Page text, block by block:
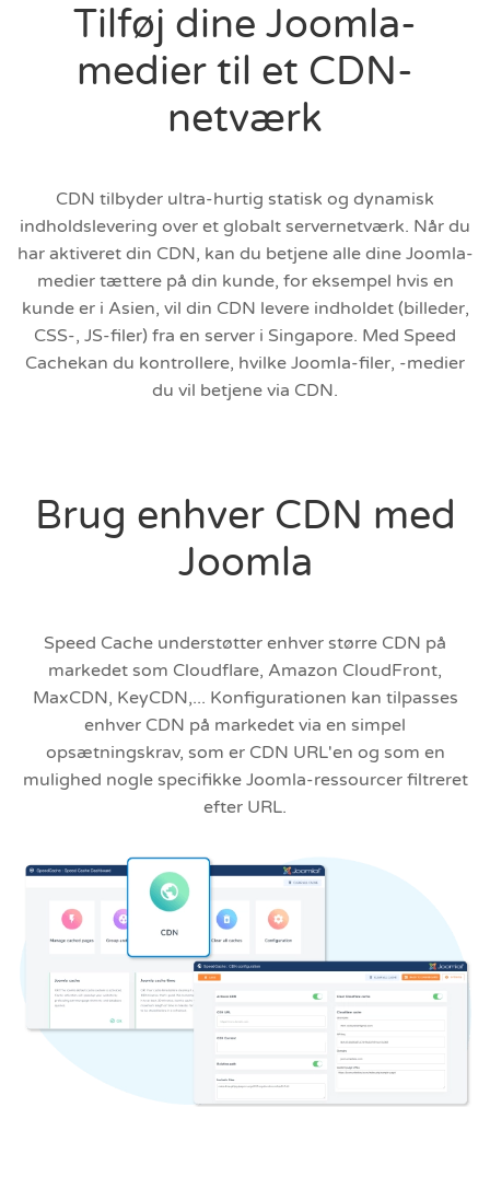
Tilføj dine Joomla-
medier til et CDN-
netværk
CDN tilbyder ultra-hurtig statisk og dynamisk
indholdslevering over et globalt servernetværk. Når du
har aktiveret din CDN, kan du betjene alle dine Joomla-
medier tættere på din kunde, for eksempel hvis en
kunde er i Asien, vil din CDN levere indholdet (billeder,
CSS-, JS-filer) fra en server i Singapore. Med Speed
Cachekan du kontrollere, hvilke Joomla-filer, -medier
du vil betjene via CDN.
Brug enhver CDN med
Joomla
Speed Cache understøtter enhver større CDN på
markedet som Cloudflare, Amazon CloudFront,
MaxCDN, KeyCDN,... Konfigurationen kan tilpasses
enhver CDN på markedet via en simpel
opsætningskrav, som er CDN URL'en og som en
mulighed nogle specifikke Joomla-ressourcer filtreret
efter URL.